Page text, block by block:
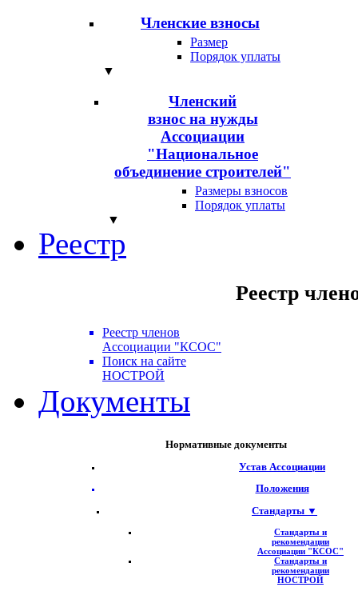
Членские взносы
Размер
Порядок уплаты
▼
Членский
взнос на нужды
Ассоциации
"Национальное
объединение строителей"
Размеры взносов
Порядок уплаты
▼
Реестр
Реестр
Реестр членов
Ассоциации "КСОС"
Поиск на сайте
НОСТРОЙ
Документы
Нормативные документы
Устав Ассоциации
Положения
Стандарты ▼
Стандарты и
рекомендации
Ассоциации "КСОС"
Стандарты и
рекомендации
НОСТРОЙ